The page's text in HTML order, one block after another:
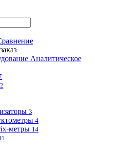
Аналитическое
3
4
метры 14